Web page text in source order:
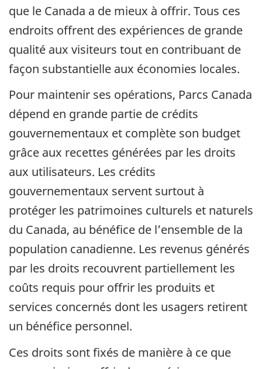
que le Canada a de mieux à offrir. Tous ces
endroits offrent des expériences de grande
qualité aux visiteurs tout en contribuant de
façon substantielle aux économies locales.
Pour maintenir ses opérations, Parcs Canada
dépend en grande partie de crédits
gouvernementaux et complète son budget
grâce aux recettes générées par les droits
aux utilisateurs. Les crédits
gouvernementaux servent surtout à
protéger les patrimoines culturels et naturels
du Canada, au bénéfice de l’ensemble de la
population canadienne. Les revenus générés
par les droits recouvrent partiellement les
coûts requis pour offrir les produits et
services concernés dont les usagers retirent
un bénéfice personnel.
Ces droits sont fixés de manière à ce que